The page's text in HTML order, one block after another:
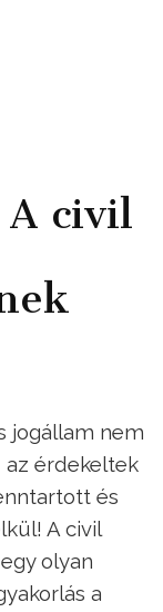
A civil
jogállam nem
érdekeltek
és
A civil
olyan
a